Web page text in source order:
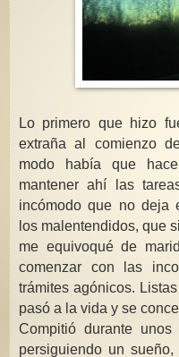
Lo primero que hizo
extraña al comienzo
modo había que
mantener ahí las
incómodo que no deja
los malentendidos, que
me equivoqué de
comenzar con las
trámites agónicos.
pasó a la vida y se
Compitió durante
persiguiendo un